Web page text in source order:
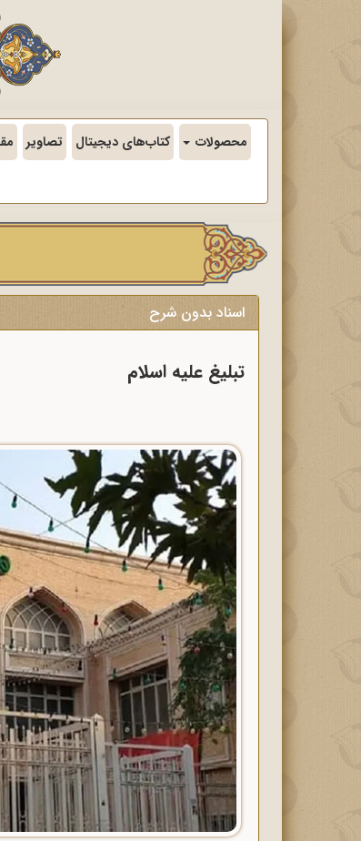
محصولات کتاب‌های دیجیتال تصاویر
اسناد بدون شرح
تبلیغ علیه اسلام